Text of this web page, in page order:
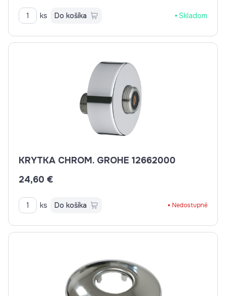
ks Do košíka Skladom
KRYTKA CHROM. GROHE 12662000
24,60 €
ks Do košíka Nedostupné